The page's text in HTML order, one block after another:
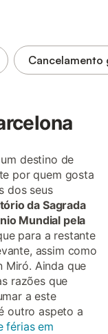
Cancelamento
destino de
por quem gosta
dos seus
da Sagrada
Mundial pela
para a restante
assim como
Miró. Ainda que
razões que
a este
outro aspeto a
férias em